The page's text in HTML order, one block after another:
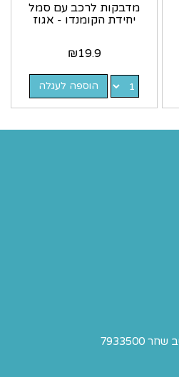
מדבקות לרכב עם סמל
יחידת הקומנדו - אגוז
₪19.9
הוספה לעגלה